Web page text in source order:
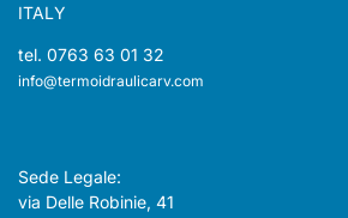
ITALY
tel. 0763 63 01 32
info@termoidraulicarv.com
Sede Legale:
via Delle Robinie, 41